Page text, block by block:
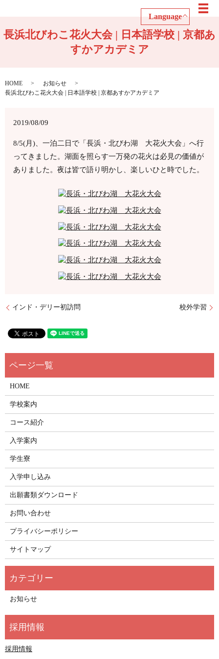
Language
メ
長浜北びわこ花火大会 | 日本語学校 | 京都あ
すかアカデミア
HOME
お知らせ
長浜北びわこ花火大会 | 日本語学校 | 京都あすかアカデミア
2019/08/09
8/5(月)、一泊二日で「長浜・北びわ湖 大花火大会」へ行
ってきました。湖面を照らす一万発の花火は必見の価値が
ありました。夜は皆で語り明かし、楽しいひと時でした。
インド・デリー初訪問 校外学習
HOME
学校案内
コース紹介
入学案内
学生寮
入学申し込み
出願書類ダウンロード
お問い合わせ
プライバシーポリシー
サイトマップ
お知らせ
採用情報